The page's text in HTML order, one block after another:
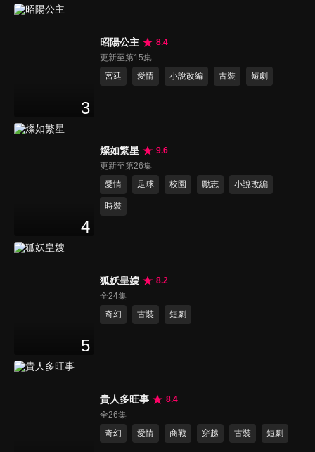
3
昭陽公主
8.4
更新至第15集
宮廷
愛情 小說改編 古裝 短劇
4
燦如繁星
9.6
更新至第26集
愛情
足球 校園 勵志 小說改編
時裝
5
狐妖皇嫂
8.2
全24集
奇幻
古裝 短劇
貴人多旺事
8.4
全26集
奇幻
愛情 商戰 穿越 古裝 短劇